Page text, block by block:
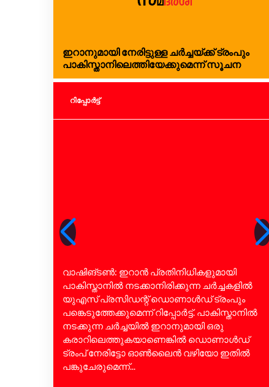
ഇറാനുമായി നേരിട്ടുള്ള ചർച്ചയ്ക്ക് ട്രംപും
പാകിസ്താനിലെത്തിയേക്കുമെന്ന് സൂചന
റിപ്പോര്‍ട്ട്
വാഷിങ്ടൺ: ഇറാൻ പ്രതിനിധികളുമായി
പാകിസ്താനിൽ നടക്കാനിരിക്കുന്ന ചർച്ചകളിൽ
യുഎസ് പ്രസിഡന്റ് ഡൊണാൾഡ് ട്രംപും
പങ്കെടുത്തേക്കുമെന്ന് റിപ്പോർട്ട്. പാകിസ്താനിൽ
നടക്കുന്ന ചർച്ചയിൽ ഇറാനുമായി ഒരു
കരാറിലെത്തുകയാണെങ്കിൽ ഡൊണാൾഡ്
ട്രംപ് നേരിട്ടോ ഓൺലൈൻ വഴിയോ ഇതിൽ
പങ്കുചേരുമെന്ന്...